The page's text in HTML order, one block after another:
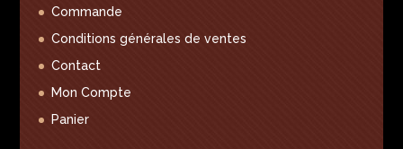
Commande
Conditions générales de ventes
Contact
Mon Compte
Panier